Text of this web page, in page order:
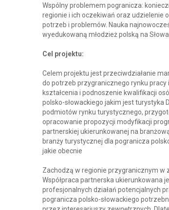
Wspólny problemem pogranicza:
regionie i ich oczekiwań oraz udzielenie
potrzeb i problemów. Nauka
wyedukowaną młodzież polską na
Cel projektu:
Celem projektu jest przeciwdziałanie
do potrzeb przygranicznego rynku
kształcenia i podnoszenie kwalifikacji
polsko-słowackiego jakim jest turystyka
podmiotów rynku turystycznego,
opracowanie propozycji modyfikacji
partnerskiej ukierunkowanej na
branży turystycznej dla pogranicza
jakie obecnie
Zachodzą w regionie przygranicznym w
Współpraca partnerska ukierunkowana
profesjonalnych działań potencjalnych
pogranicza polsko-słowackiego